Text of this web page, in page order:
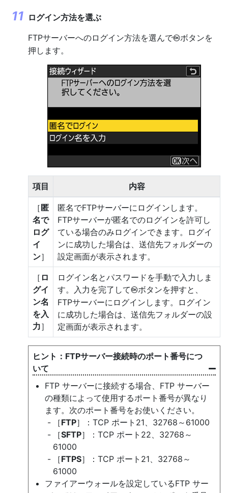
ログイン方法を選ぶ
FTPサーバーへのログイン方法を選んでJボタンを
押します。
項目 内容
［匿
名で
ログ
イ
ン］
匿名でFTPサーバーにログインします。
FTPサーバーが匿名でのログインを許可し
ている場合のみログインできます。ログイ
ンに成功した場合は、送信先フォルダーの
設定画面が表示されます。
［ ロ
グイ
ン名
を入
力］
ログイン名とパスワードを手動で入力しま
す。入力を完了してJボタンを押すと、
FTPサーバーにログインします。ログイン
に成功した場合は、送信先フォルダーの設
定画面が表示されます。
FTPサーバー接続時のポート番号につ
いて
FTP サーバーに接続する場合、FTP サーバー
の種類によって使用するポート番号が異なり
ます。次のポート番号をお使いください。
［FTP］：TCP ポート21、32768～61000
［SFTP］：TCP ポート22、32768～
61000
［FTPS］：TCP ポート21、32768～
61000
ファイアーウォールを設定しているFTP サー